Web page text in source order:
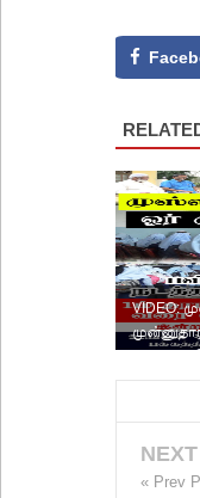
VIDEO:
NEXT
« Prev